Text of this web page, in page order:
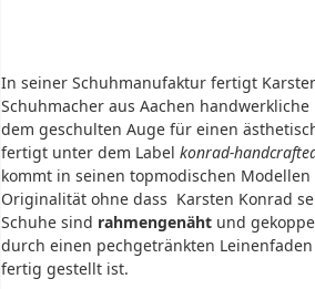
In seiner Schuhmanufaktur fertigt
Schuhmacher aus Aachen
dem geschulten Auge für einen
fertigt unter dem Label konrad-
kommt in seinen topmodischen
Originalität ohne dass Karsten Konrad
Schuhe sind rahmengenäht und
durch einen pechgetränkten
fertig gestellt ist.